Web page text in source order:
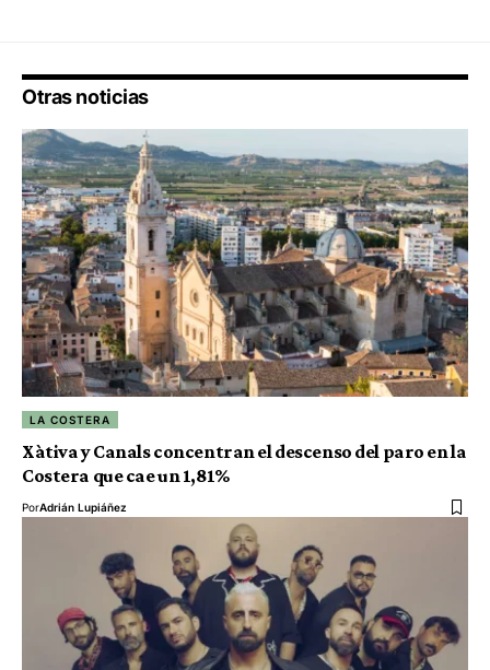
Otras noticias
LA COSTERA
Xàtiva y Canals concentran el descenso del paro en la
Costera que cae un 1,81%
PorAdrián Lupiáñez